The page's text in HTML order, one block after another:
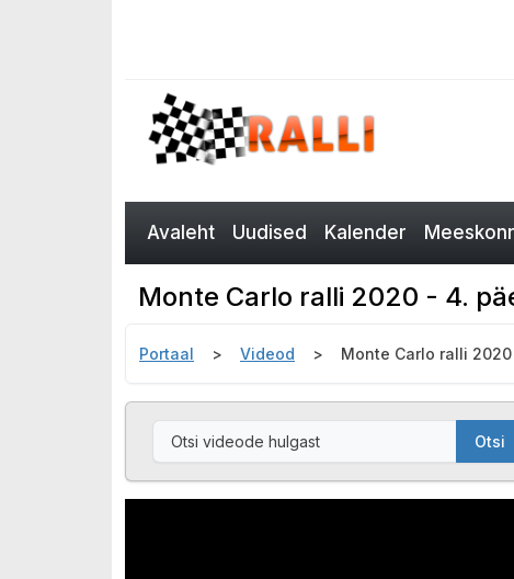
Avaleht Uudised Kalender
Monte Carlo ralli 2020 - 4.
Portaal Videod Monte Carlo ralli
Otsi